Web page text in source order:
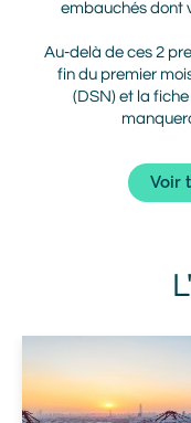
Voir
embauchés dont
Au-delà de ces 2
fin du premier
(DSN) et la
Voir
sommes en
partenaire,
disponibilité et
social, votre
Voir